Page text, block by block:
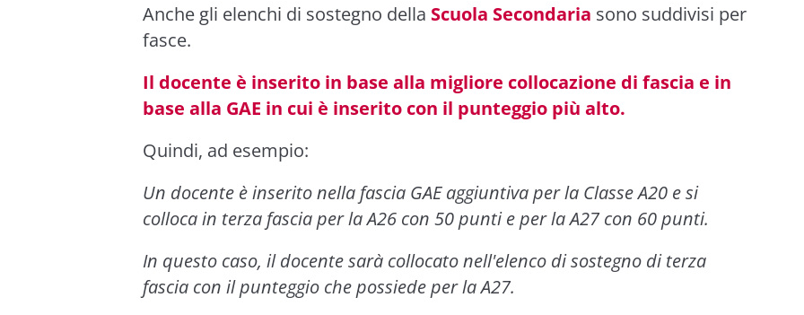
Anche gli elenchi di sostegno della Scuola Secondaria sono suddivisi per
fasce.
Il docente è inserito in base alla migliore collocazione di fascia e in
base alla GAE in cui è inserito con il punteggio più alto.
Quindi, ad esempio:
Un docente è inserito nella fascia GAE aggiuntiva per la Classe A20 e si
colloca in terza fascia per la A26 con 50 punti e per la A27 con 60 punti.
In questo caso, il docente sarà collocato nell'elenco di sostegno di terza
fascia con il punteggio che possiede per la A27.